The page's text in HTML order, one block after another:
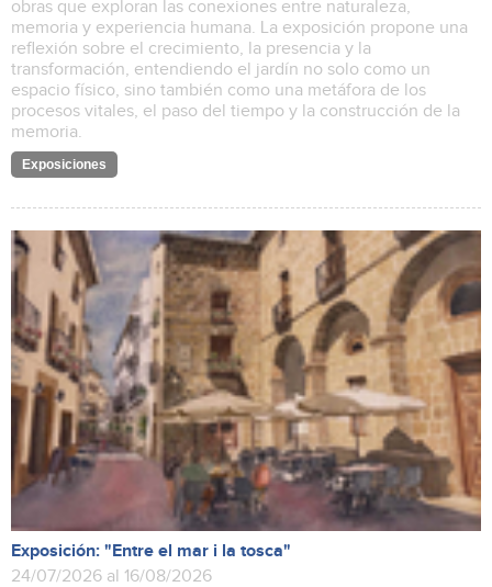
obras que exploran las conexiones entre naturaleza,
memoria y experiencia humana. La exposición propone una
reflexión sobre el crecimiento, la presencia y la
transformación, entendiendo el jardín no solo como un
espacio físico, sino también como una metáfora de los
procesos vitales, el paso del tiempo y la construcción de la
memoria.
Exposiciones
Exposición: "Entre el mar i la tosca"
24/07/2026 al 16/08/2026